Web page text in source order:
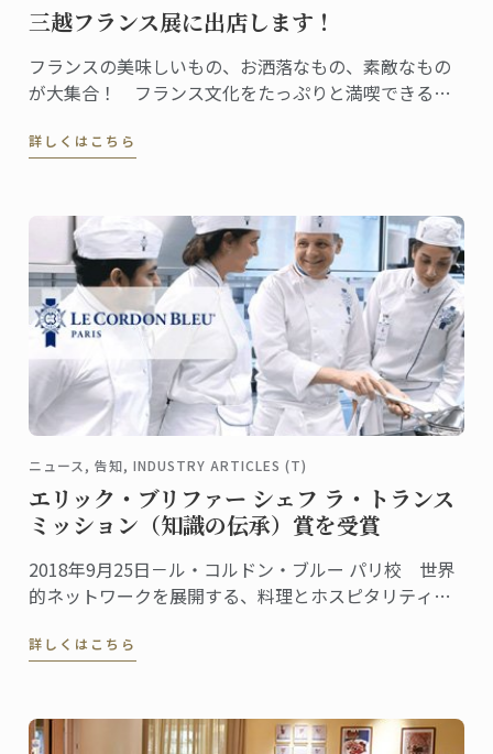
三越フランス展に出店します！
フランスの美味しいもの、お洒落なもの、素敵なもの
が大集合！ フランス文化をたっぷりと満喫できるイ
詳しくはこちら
ニュース, 告知, INDUSTRY ARTICLES (T)
エリック・ブリファー シェフ ラ・トランス
ミッション（知識の伝承）賞を受賞
2018年9月25日－ル・コルドン・ブルー パリ校 世界
的ネットワークを展開する、料理とホスピタリティ・
32回Trophées Le Chef（トロフィー・ル・シェフ）に
詳しくはこちら